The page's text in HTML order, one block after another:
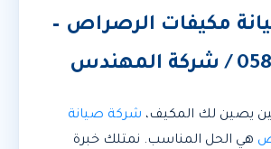
مكيفات الرصراص –
يصين لك المكيف، شركة صيانة
هي الحل المناسب. نمتلك خبرة